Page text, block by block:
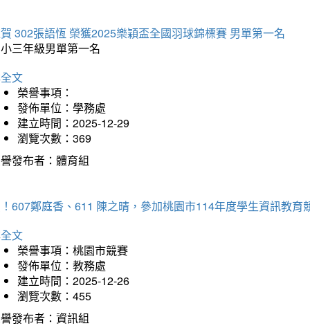
302張語恆 榮獲2025樂穎盃全國羽球錦標賽 男單第一名
三年級男單第一名
文
榮譽事項：
發佈單位：學務處
建立時間：2025-12-29
瀏覽次數：369
發布者：體育組
607鄭庭香、611 陳之晴，參加桃園市114年度學生資訊教育
文
榮譽事項：桃園市競賽
發佈單位：教務處
建立時間：2025-12-26
瀏覽次數：455
發布者：資訊組